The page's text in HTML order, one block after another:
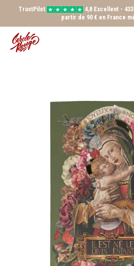
TrustPilot
4,8 Excellent -
partir de 90 € en France